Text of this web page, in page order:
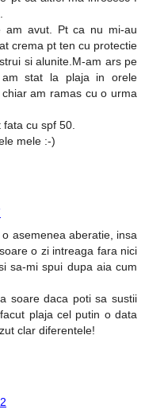
am avut. Pt ca nu mi-au
crema pt ten cu protectie
si alunite.M-am ars pe
stat la plaja in orele
am ramas cu o urma
cu spf 50.
mele :-)
asemenea aberatie, insa
o zi intreaga fara nici
sa-mi spui dupa aia cum
soare daca poti sa sustii
plaja cel putin o data
clar diferentele!